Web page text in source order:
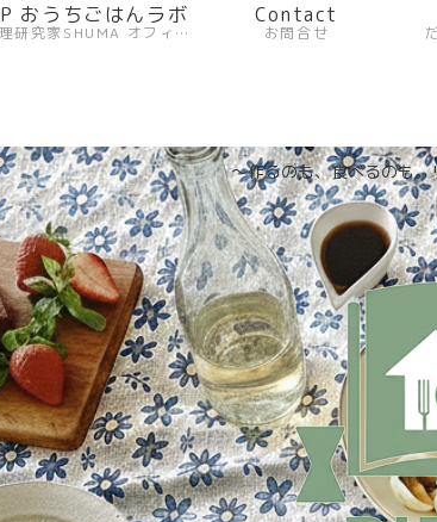
〜作るのも、食べるのも
おうちごはんラボ
料理研究家SHUMA オフィシャルサイト
Contact
お問合せ